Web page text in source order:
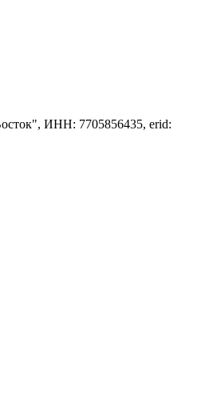
ИНН: 7705856435, erid: